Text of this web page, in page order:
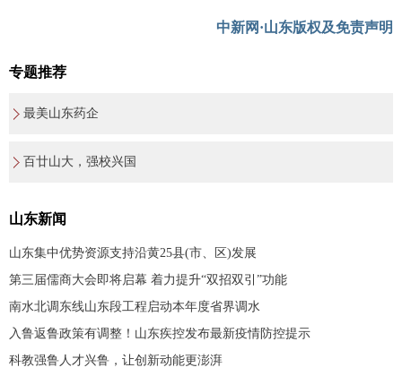
中新网·山东版权及免责声明
专题推荐
最美山东药企
百廿山大，强校兴国
山东新闻
山东集中优势资源支持沿黄25县(市、区)发展
第三届儒商大会即将启幕 着力提升“双招双引”功能
南水北调东线山东段工程启动本年度省界调水
入鲁返鲁政策有调整！山东疾控发布最新疫情防控提示
科教强鲁人才兴鲁，让创新动能更澎湃